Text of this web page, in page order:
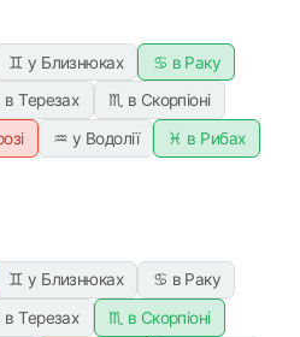
♊ у Близнюках
♋ в Раку
в Терезах
♏ в Скорпіоні
♒ у Водолії ♓ в Рибах
♊ у Близнюках
♋ в Раку
в Терезах
♏ в Скорпіоні